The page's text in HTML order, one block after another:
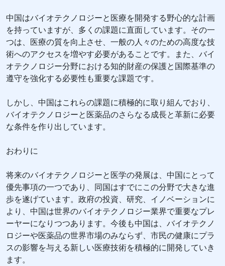
中国はバイオテクノロジーと医療を開発する野心的な計画
を持っていますが、多くの課題に直面しています。その一
つは、医療の質を向上させ、一般の人々のための高度な技
術へのアクセスを増やす必要があることです。また、バイ
オテクノロジー分野における知的財産の保護と国際基準の
遵守を強化する必要性も重要な課題です。
しかし、中国はこれらの課題に積極的に取り組んでおり、
バイオテクノロジーと医薬品のさらなる成長と革新に必要
な条件を作り出しています。
おわりに
将来のバイオテクノロジーと医学の発展は、中国にとって
優先事項の一つであり、同国はすでにこの分野で大きな進
歩を遂げています。政府の投資、研究、イノベーションに
より、中国は世界のバイオテクノロジー業界で重要なプレ
ーヤーになりつつあります。今後も中国は、バイオテクノ
ロジーや医薬品の世界市場のみならず、市民の健康にプラ
スの影響を与える新しい医療技術を積極的に開発していき
ます。